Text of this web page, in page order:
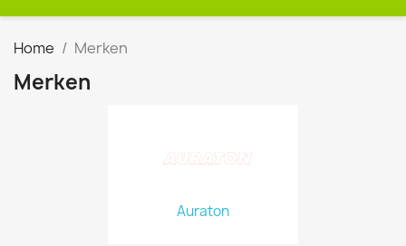
Home Merken
Merken
Auraton